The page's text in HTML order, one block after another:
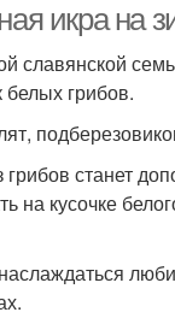
икра на
славянской
грибов.
грибов станет
на кусочке